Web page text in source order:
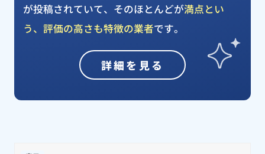
が投稿されていて、そのほとんどが満点とい
う、評価の高さも特徴の業者です。
詳細を見る